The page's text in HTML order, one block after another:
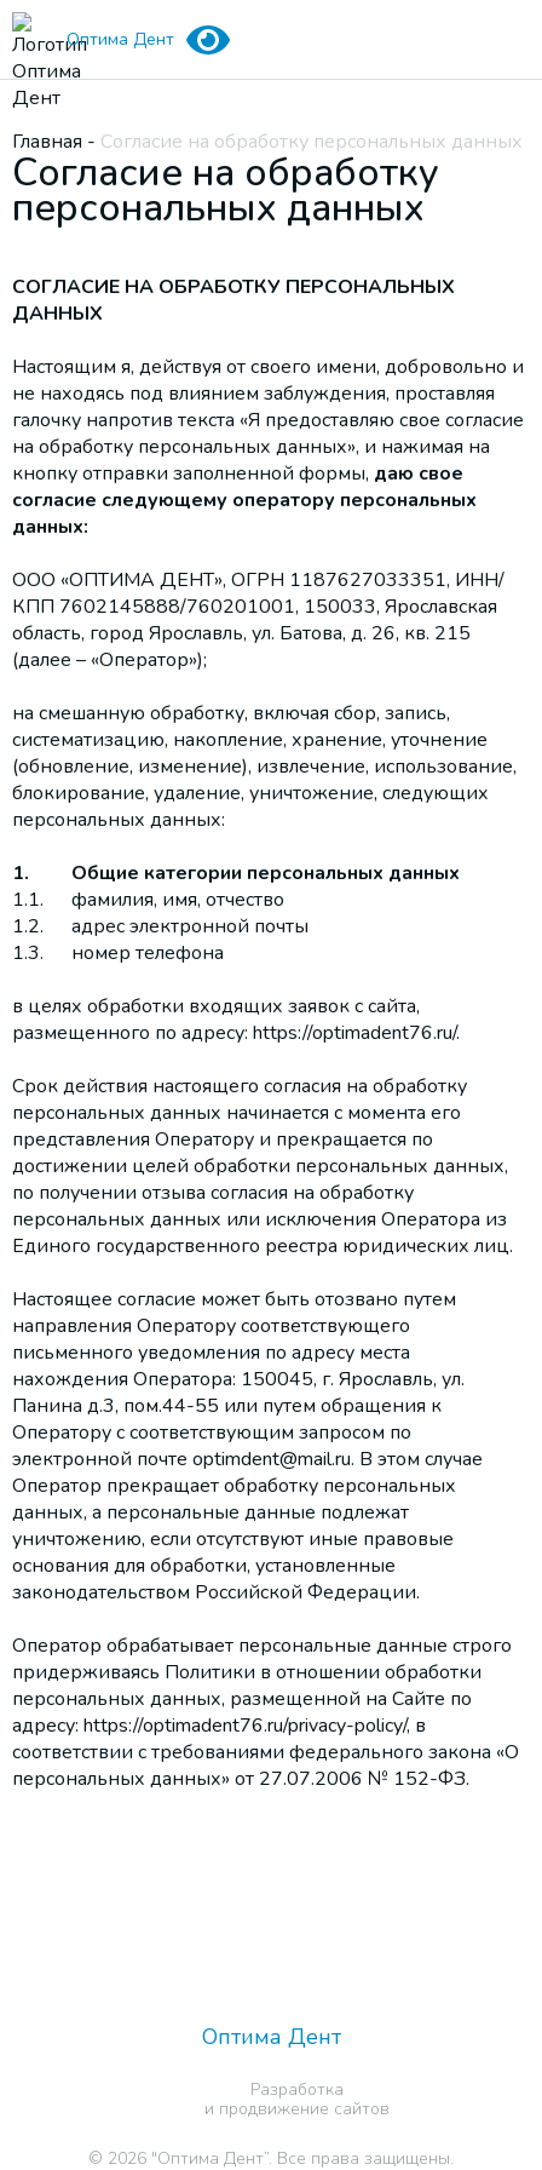
Оптима Дент
Главная - Согласие на обработку персональных данных
Согласие на обработку
персональных данных
СОГЛАСИЕ НА ОБРАБОТКУ ПЕРСОНАЛЬНЫХ
ДАННЫХ
Настоящим я, действуя от своего имени, добровольно и
не находясь под влиянием заблуждения, проставляя
галочку напротив текста «Я предоставляю свое согласие
на обработку персональных данных», и нажимая на
кнопку отправки заполненной формы, даю свое
согласие следующему оператору персональных
данных:
ООО «ОПТИМА ДЕНТ», ОГРН 1187627033351, ИНН/
КПП 7602145888/760201001, 150033, Ярославская
область, город Ярославль, ул. Батова, д. 26, кв. 215
(далее – «Оператор»);
на смешанную обработку, включая сбор, запись,
систематизацию, накопление, хранение, уточнение
(обновление, изменение), извлечение, использование,
блокирование, удаление, уничтожение, следующих
персональных данных:
1.
Общие категории персональных данных
1.1.
фамилия, имя, отчество
1.2.
адрес электронной почты
1.3.
номер телефона
в целях обработки входящих заявок с сайта,
размещенного по адресу: https://optimadent76.ru/.
Срок действия настоящего согласия на обработку
персональных данных начинается с момента его
представления Оператору и прекращается по
достижении целей обработки персональных данных,
по получении отзыва согласия на обработку
персональных данных или исключения Оператора из
Единого государственного реестра юридических лиц.
Настоящее согласие может быть отозвано путем
направления Оператору соответствующего
письменного уведомления по адресу места
нахождения Оператора: 150045, г. Ярославль, ул.
Панина д.3, пом.44-55 или путем обращения к
Оператору с соответствующим запросом по
электронной почте optimdent@mail.ru. В этом случае
Оператор прекращает обработку персональных
данных, а персональные данные подлежат
уничтожению, если отсутствуют иные правовые
основания для обработки, установленные
законодательством Российской Федерации.
Оператор обрабатывает персональные данные строго
придерживаясь Политики в отношении обработки
персональных данных, размещенной на Сайте по
адресу: https://optimadent76.ru/privacy-policy/, в
соответствии с требованиями федерального закона «О
персональных данных» от 27.07.2006 № 152-ФЗ.
© 2026 "Оптима Дент”. Все права защищены.
Оптима Дент
Разработка
и продвижение сайтов